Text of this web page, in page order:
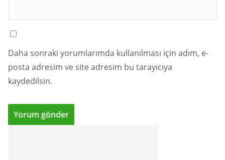
Daha sonraki yorumlarımda kullanılması için adım, e-
posta adresim ve site adresim bu tarayıcıya
kaydedilsin.